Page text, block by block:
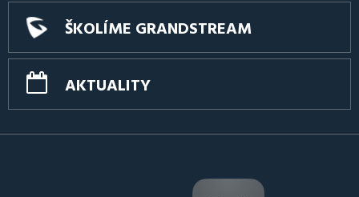
ŠKOLÍME GRANDSTREAM
AKTUALITY